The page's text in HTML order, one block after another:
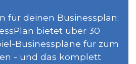
für deinen Businessplan:
bietet über 30
Businesspläne für zum
- und das komplett